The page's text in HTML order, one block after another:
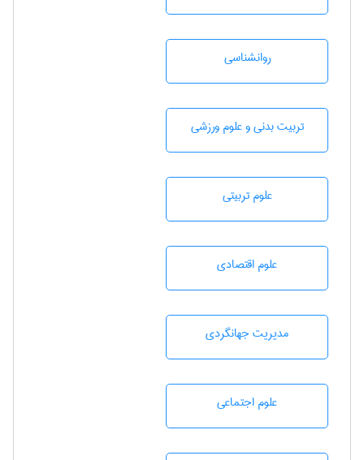
روانشناسی
تربيت بدنی و علوم ورزشی
علوم تربيتی
علوم اقتصادی
مديريت جهانگردی
علوم اجتماعی